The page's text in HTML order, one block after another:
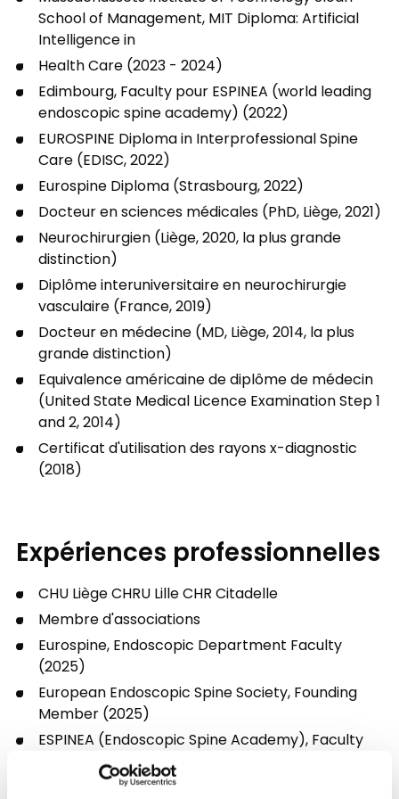
School of Management, MIT Diploma: Artificial
Intelligence in
Health Care (2023 - 2024)
Edimbourg, Faculty pour ESPINEA (world leading
endoscopic spine academy) (2022)
EUROSPINE Diploma in Interprofessional Spine
Care (EDISC, 2022)
Eurospine Diploma (Strasbourg, 2022)
Docteur en sciences médicales (PhD, Liège, 2021)
Neurochirurgien (Liège, 2020, la plus grande
distinction)
Diplôme interuniversitaire en neurochirurgie
vasculaire (France, 2019)
Docteur en médecine (MD, Liège, 2014, la plus
grande distinction)
Equivalence américaine de diplôme de médecin
(United State Medical Licence Examination Step 1
and 2, 2014)
Certificat d'utilisation des rayons x-diagnostic
(2018)
Expériences professionnelles
CHU Liège CHRU Lille CHR Citadelle
Membre d'associations
Eurospine, Endoscopic Department Faculty
(2025)
European Endoscopic Spine Society, Founding
Member (2025)
ESPINEA (Endoscopic Spine Academy), Faculty
Belgian Society of Neurosurgery, Board Member